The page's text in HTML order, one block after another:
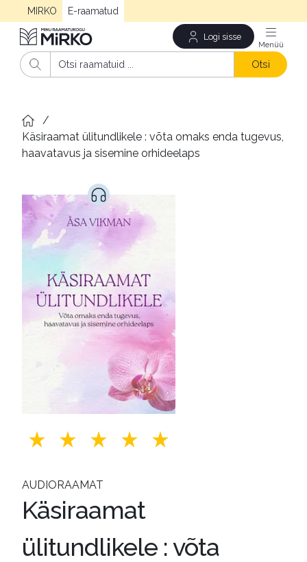
MIRKO E-raamatud
Logi sisse
Otsi
/
Käsiraamat ülitundlikele : võta omaks enda tugevus,
haavatavus ja sisemine orhideelaps
AUDIORAAMAT
Käsiraamat
ülitundlikele : võta